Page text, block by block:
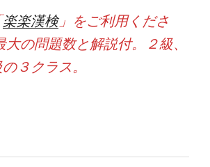
楽楽漢検」をご利用くださ
大の問題数と解説付。２級、
３クラス。